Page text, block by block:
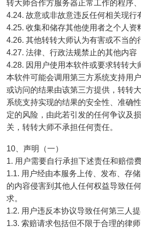
转大师合作方服务器正常工作的程序、
4.24. 故意或非故意违反任何相关现行
4.25. 收集和储存其他使用者之个人资
4.26. 其他转转大师认为有害或不当的
4.27. 法律、行政法规禁止的其他内容
4.28. 因用户使用本软件或要求转转大
本软件可能会调用第三方系统支持用
或访问的结果由该第三方提供，转转
系统支持实现的结果的安全性、准确
定的风险，由此若引发的任何争议及
关，转转大师不承担任何责任。
10、声明（一）
1. 用户需要自行承担下述责任和赔偿费
1.1. 用户经由本服务上传、发布、存
的内容侵害到其他人任何权益导致任
求。
1.2. 用户违反本协议导致任何第三人提
1.3. 索赔请求包括但不限于合理的律